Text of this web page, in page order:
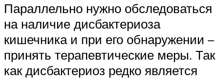
Параллельно нужно обследоваться
на наличие дисбактериоза
кишечника и при его обнаружении –
принять терапевтические меры. Так
как дисбактериоз редко является